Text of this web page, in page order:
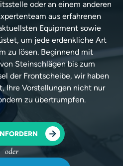
oder an einem anderen
aus erfahrenen
Equipment sowie
um jede erdenkliche Art
zu lösen. Beginnend mit
Steinschlägen bis zum
der Frontscheibe, wir haben
Ihre Vorstellungen nicht nur
zu übertrumpfen.
oder